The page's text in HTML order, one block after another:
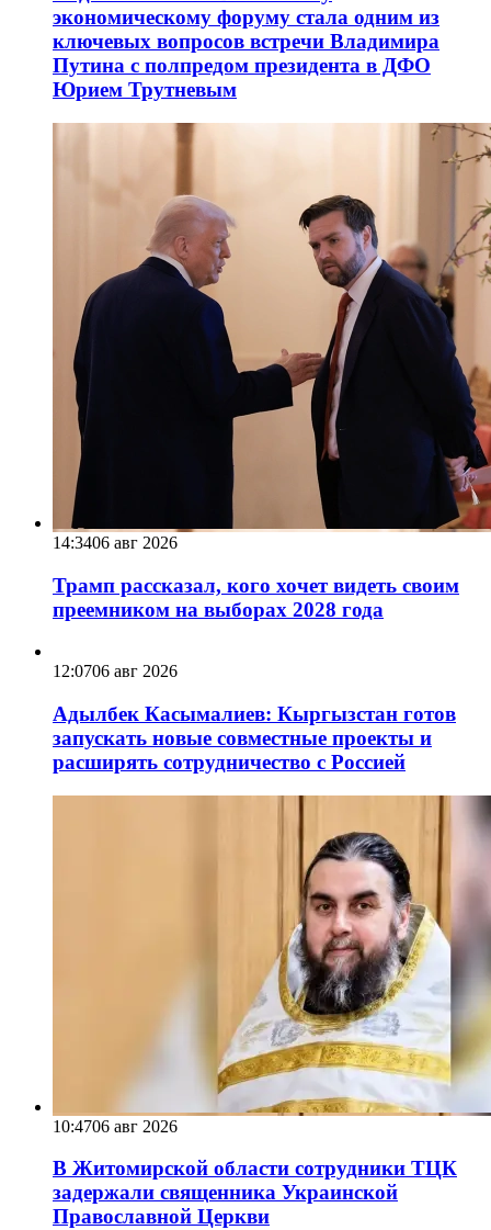
экономическому форуму стала одним из
ключевых вопросов встречи Владимира
Путина с полпредом президента в ДФО
Юрием Трутневым
14:3406 авг 2026
Трамп рассказал, кого хочет видеть своим
преемником на выборах 2028 года
12:0706 авг 2026
Адылбек Касымалиев: Кыргызстан готов
запускать новые совместные проекты и
расширять сотрудничество с Россией
10:4706 авг 2026
В Житомирской области сотрудники ТЦК
задержали священника Украинской
Православной Церкви